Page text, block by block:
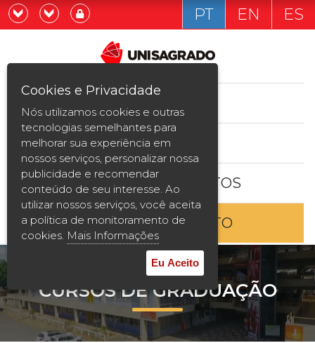
Graduação
Pós-graduação e MBA
Curta Duração
Vestibular
2ª Graduação
Transferência
Reingresso
Prouni
Já sou estudande
Quero ser estudante
PT EN ES
ESTUDE AQUI
BOLSAS E DESCONTOS
ENTRE EM CONTATO
CURSOS DE GRADUAÇÃO
Cookies e Privacidade
Nós utilizamos cookies e outras
tecnologias semelhantes para
melhorar sua experiência em
nossos serviços, personalizar nossa
publicidade e recomendar
conteúdo de seu interesse. Ao
utilizar nossos serviços, você aceita
a política de monitoramento de
cookies. Mais Informações
Eu Aceito